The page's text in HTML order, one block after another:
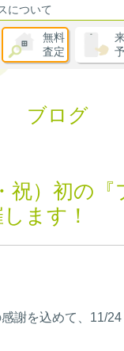
無料
査定
について
ブログ
祝）初の『
ます！
謝を込めて、11/